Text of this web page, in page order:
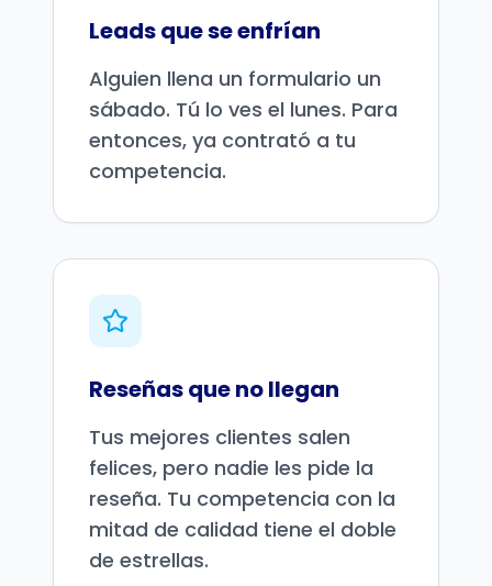
Leads que se enfrían
Alguien llena un formulario un
sábado. Tú lo ves el lunes. Para
entonces, ya contrató a tu
competencia.
Reseñas que no llegan
Tus mejores clientes salen
felices, pero nadie les pide la
reseña. Tu competencia con la
mitad de calidad tiene el doble
de estrellas.